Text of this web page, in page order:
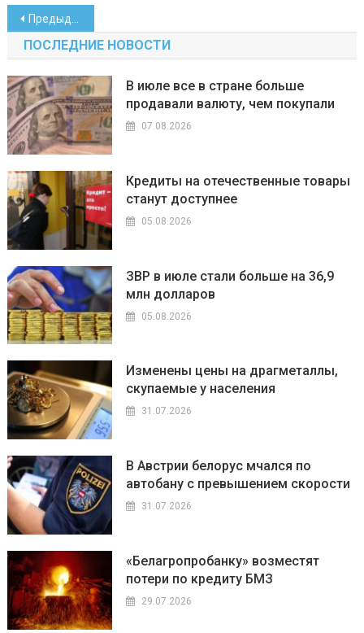
Навигация
по
записям
Предыдущие записи
ПОСЛЕДНИЕ НОВОСТИ
В июле все в стране больше
продавали валюту, чем покупали
07.08.2026
Кредиты на отечественные товары
станут доступнее
05.08.2026
ЗВР в июле стали больше на 36,9
млн долларов
05.08.2026
Изменены цены на драгметаллы,
скупаемые у населения
31.07.2026
В Австрии белорус мчался по
автобану с превышением скорости
31.07.2026
«Белагропробанку» возместят
потери по кредиту БМЗ
29.07.2026